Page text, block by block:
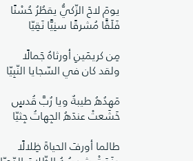
يومَ لاحَ الزّكيُّ يقطُرُ حُسْنًا
فَلَقًَا مُشرقًا سنِيًّا نَقِيّا
مِن كريمَينِ أورثاهُ جَمالًا
ولقد كان في السّجايا النّبِيّا
مَهدُهُ طيبةٌ ويا رُبَّ قُدسٍ
خَشَعتْ عندَهُ الجِهاتُ جِثيّا
طالما أورفَ الحياةَ ظِلالًا